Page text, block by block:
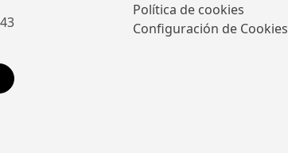
Política de cookies
Configuración de Cookies